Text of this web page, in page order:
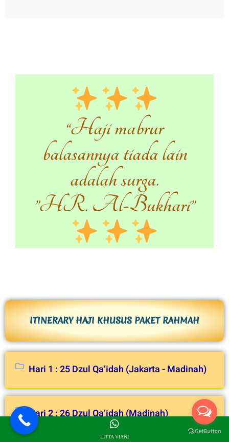
“Haji mabrur
balasannya tiada lain
adalah surga.
”HR. Al-Bukhari”
ITINERARY HAJI KHUSUS PAKET RAHMAH
Hari 1 : 25 Dzul Qa’idah (Jakarta - Madinah)
Hari 2 : 26 Dzul Qa’idah (Madinah)
LITTA VIANI